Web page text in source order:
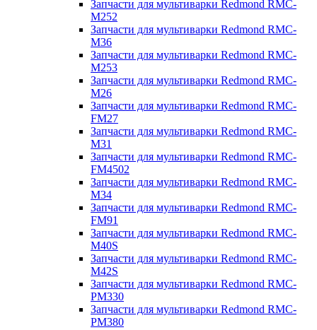
Запчасти для мультиварки Redmond RMC-
M252
Запчасти для мультиварки Redmond RMC-
M36
Запчасти для мультиварки Redmond RMC-
M253
Запчасти для мультиварки Redmond RMC-
M26
Запчасти для мультиварки Redmond RMC-
FM27
Запчасти для мультиварки Redmond RMC-
M31
Запчасти для мультиварки Redmond RMC-
FM4502
Запчасти для мультиварки Redmond RMC-
M34
Запчасти для мультиварки Redmond RMC-
FM91
Запчасти для мультиварки Redmond RMC-
M40S
Запчасти для мультиварки Redmond RMC-
M42S
Запчасти для мультиварки Redmond RMC-
PM330
Запчасти для мультиварки Redmond RMC-
PM380